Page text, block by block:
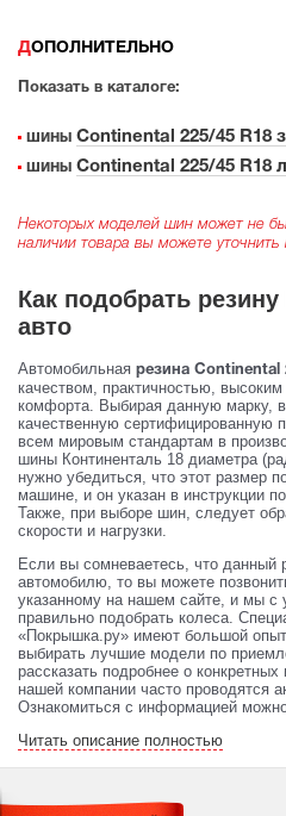
ДОПОЛНИТЕЛЬНО
Показать в каталоге:
шины Continental 225/45 R18
шины Continental 225/45 R18
Некоторых моделей шин может не
наличии товара вы можете уточнить
Как подобрать
авто
Автомобильная резина Continental
качеством, практичностью,
комфорта. Выбирая данную марку,
качественную сертифицированную
всем мировым стандартам в
шины Континенталь 18 диаметра
нужно убедиться, что этот размер
машине, и он указан в инструкции
Также, при выборе шин, следует
скорости и нагрузки.
Если вы сомневаетесь, что данный
автомобилю, то вы можете
указанному на нашем сайте, и мы
правильно подобрать колеса.
«Покрышка.ру» имеют большой
выбирать лучшие модели по
рассказать подробнее о
нашей компании часто проводятся
Ознакомиться с информацией
Читать описание полностью